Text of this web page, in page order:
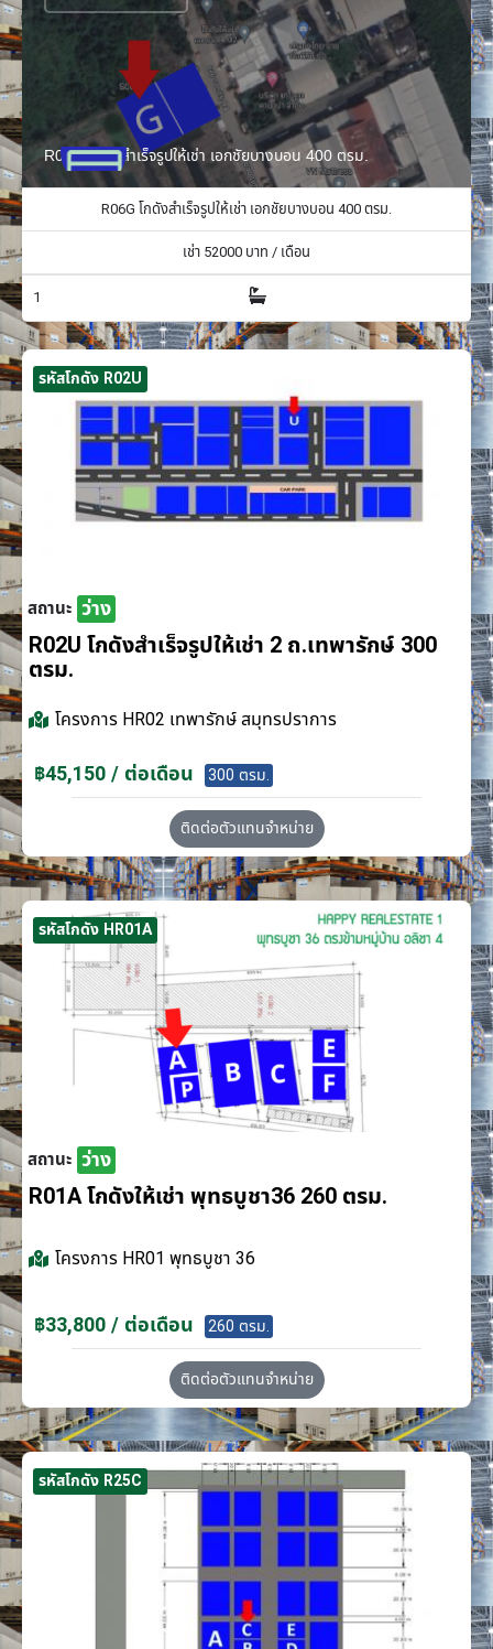
R06G โกดังสำเร็จรูปให้เช่า เอกชัยบางบอน 400 ตรม.
R06G โกดังสำเร็จรูปให้เช่า เอกชัยบางบอน 400 ตรม.
เช่า 52000 บาท / เดือน
1
รหัสโกดัง R02U
สถานะ ว่าง
R02U โกดังสำเร็จรูปให้เช่า 2 ถ.เทพารักษ์ 300
ตรม.
โครงการ HR02 เทพารักษ์ สมุทรปราการ
฿45,150 / ต่อเดือน 300 ตรม.
ติดต่อตัวแทนจำหน่าย
รหัสโกดัง HR01A
สถานะ ว่าง
R01A โกดังให้เช่า พุทธบูชา36 260 ตรม.
โครงการ HR01 พุทธบูชา 36
฿33,800 / ต่อเดือน 260 ตรม.
ติดต่อตัวแทนจำหน่าย
รหัสโกดัง R25C